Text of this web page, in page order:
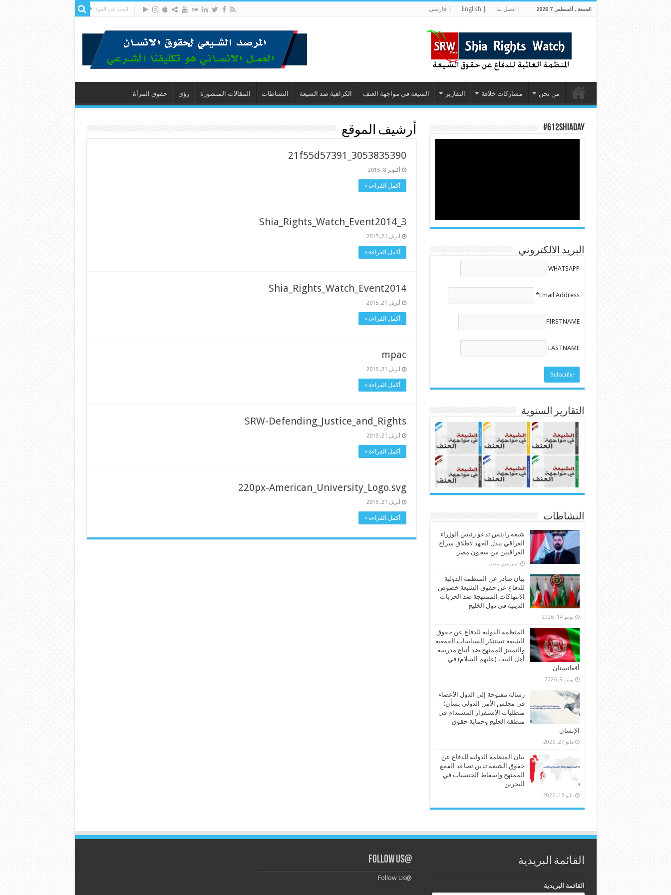
الجمعة , أغسطس 7 2026 | اتصل بنا | فارسى
من نحن مشاركات خلاقة التقارير الشيعة في مواجهة العنف الكراهية ضد الشيعة النشاطات المقالات المنشورة رؤى حقوق المرأة
أرشيف الموقع
3053835390_21f55d57391
أكتوبر 8, 2015
أكمل القراءة »
Shia_Rights_Watch_Event2014_3
أبريل 21, 2015
أكمل القراءة »
Shia_Rights_Watch_Event2014
أبريل 21, 2015
أكمل القراءة »
mpac
أبريل 21, 2015
أكمل القراءة »
SRW-Defending_Justice_and_Rights
أبريل 21, 2015
أكمل القراءة »
220px-American_University_Logo.svg
أبريل 21, 2015
أكمل القراءة »
#612ShiaDay
البريد الالكتروني
WHATSAPP
Email Address*
FIRSTNAME
LASTNAME
التقارير السنوية
النشاطات
شيعة رايتس تدعو رئيس الوزراء
العراقي ببذل الجهد لاطلاق سراح
العراقيين من سجون مصر
‏أسبوعين مضت
بيان صادر عن المنظمة الدولية
للدفاع عن حقوق الشيعة خصوص
الانتهاكات الممنهجة ضد الحريات
الدينية في دول الخليج
يونيو 14, 2026
المنظمة الدولية للدفاع عن حقوق
الشيعة تستنكر السياسات القمعية
والتمييز الممنهج ضد أتباع مدرسة
أهل البيت (عليهم السلام) في
أفغانستان
يونيو 9, 2026
رسالة مفتوحة إلى الدول الأعضاء
في مجلس الأمن الدولي بشأن:
متطلبات الاستقرار المستدام في
منطقة الخليج وحماية حقوق
الإنسان
مايو 27, 2026
بيان المنظمة الدولية للدفاع عن
حقوق الشيعة تدين تصاعد القمع
الممنهج وإسقاط الجنسيات في
البحرين
مايو 13, 2026
القائمة البريدية
القائمة البريدية
@Follow Us
@Follow Us